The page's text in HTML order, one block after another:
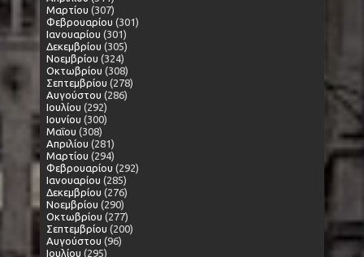
Μαρτίου (307)
Φεβρουαρίου (301)
Ιανουαρίου (301)
Δεκεμβρίου (305)
Νοεμβρίου (324)
Οκτωβρίου (308)
Σεπτεμβρίου (278)
Αυγούστου (286)
Ιουλίου (292)
Ιουνίου (300)
Μαΐου (308)
Απριλίου (281)
Μαρτίου (294)
Φεβρουαρίου (292)
Ιανουαρίου (285)
Δεκεμβρίου (276)
Νοεμβρίου (290)
Οκτωβρίου (277)
Σεπτεμβρίου (200)
Αυγούστου (96)
Ιουλίου (295)